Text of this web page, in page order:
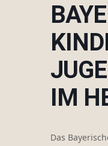
IM
Das